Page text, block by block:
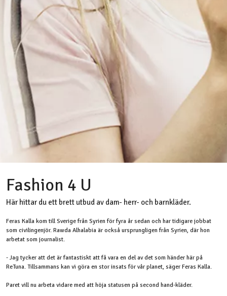
Fashion 4 U
Här hittar du ett brett utbud av dam- herr- och barnkläder.
Feras Kalla kom till Sverige från Syrien för fyra år sedan och har tidigare jobbat
som civilingenjör. Rawda Alhalabia är också ursprungligen från Syrien, där hon
arbetat som journalist.
- Jag tycker att det är fantastiskt att få vara en del av det som händer här på
ReTuna. Tillsammans kan vi göra en stor insats för vår planet, säger Feras Kalla.
Paret vill nu arbeta vidare med att höja statusen på second hand-kläder.